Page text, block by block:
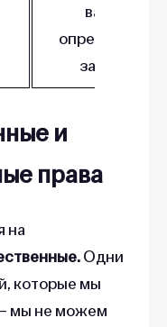
валюты
определяются
законом.
и
права
на
Одни
которые мы
мы не можем